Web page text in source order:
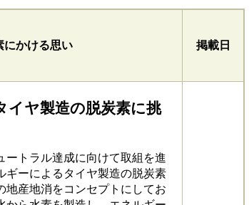
にかける思い 掲載日
イヤ製造の脱炭素に挑
トラル達成に向けて取組を進
ギーによるタイヤ製造の脱炭素
地産地消をコンセプトにしてお